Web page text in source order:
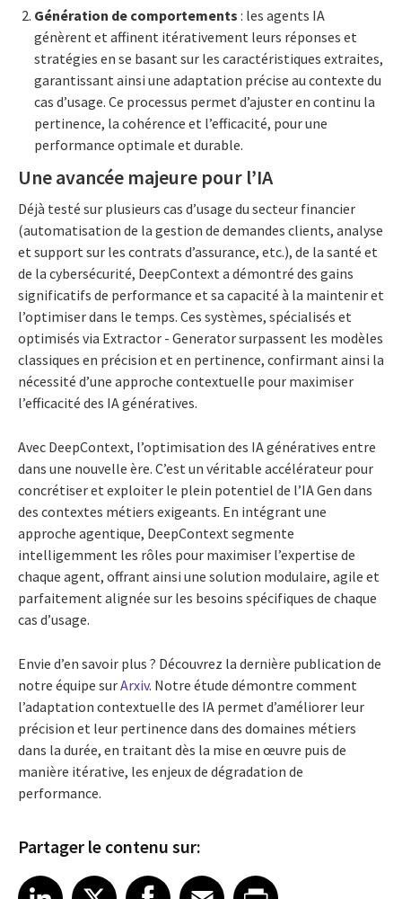
Génération de comportements : les agents IA
génèrent et affinent itérativement leurs réponses et
stratégies en se basant sur les caractéristiques extraites,
garantissant ainsi une adaptation précise au contexte du
cas d’usage. Ce processus permet d’ajuster en continu la
pertinence, la cohérence et l’efficacité, pour une
performance optimale et durable.
Une avancée majeure pour l’IA
Déjà testé sur plusieurs cas d’usage du secteur financier
(automatisation de la gestion de demandes clients, analyse
et support sur les contrats d’assurance, etc.), de la santé et
de la cybersécurité, DeepContext a démontré des gains
significatifs de performance et sa capacité à la maintenir et
l’optimiser dans le temps. Ces systèmes, spécialisés et
optimisés via Extractor - Generator surpassent les modèles
classiques en précision et en pertinence, confirmant ainsi la
nécessité d’une approche contextuelle pour maximiser
l’efficacité des IA génératives.
Avec DeepContext, l’optimisation des IA génératives entre
dans une nouvelle ère. C’est un véritable accélérateur pour
concrétiser et exploiter le plein potentiel de l’IA Gen dans
des contextes métiers exigeants. En intégrant une
approche agentique, DeepContext segmente
intelligemment les rôles pour maximiser l’expertise de
chaque agent, offrant ainsi une solution modulaire, agile et
parfaitement alignée sur les besoins spécifiques de chaque
cas d’usage.
Envie d’en savoir plus ? Découvrez la dernière publication de
notre équipe surArxiv. Notre étude démontre comment
l’adaptation contextuelle des IA permet d’améliorer leur
précision et leur pertinence dans des domaines métiers
dans la durée, en traitant dès la mise en œuvre puis de
manière itérative, les enjeux de dégradation de
performance.
Partager le contenu sur:
Share article on LinkedIn
LinkedIn
Share article on XShare article on Facebook
Facebook
Share article on Email
EmailShare article on Print